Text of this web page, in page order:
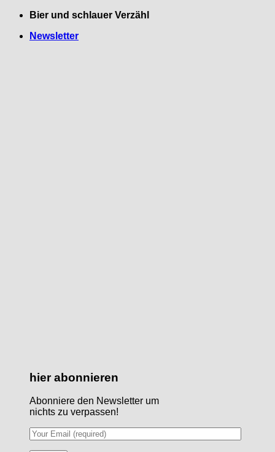
Zum
springen
Bier und schlauer Verzähl
Newsletter
hier abonnieren
Abonniere den Newsletter um
nichts zu verpassen!